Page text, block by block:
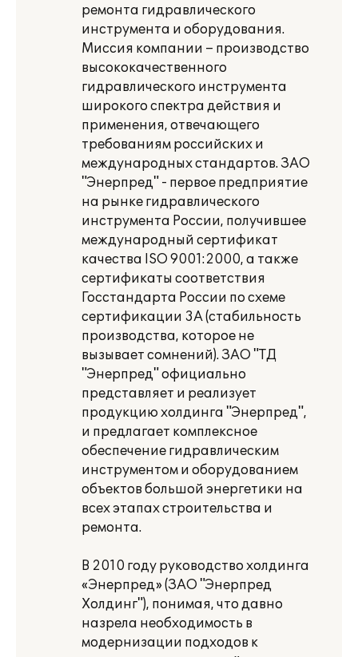
ремонта гидравлического
инструмента и оборудования.
Миссия компании – производство
высококачественного
гидравлического инструмента
широкого спектра действия и
применения, отвечающего
требованиям российских и
международных стандартов. ЗАО
"Энерпред" - первое предприятие
на рынке гидравлического
инструмента России, получившее
международный сертификат
качества ISO 9001:2000, а также
сертификаты соответствия
Госстандарта России по схеме
сертификации 3А (стабильность
производства, которое не
вызывает сомнений). ЗАО "ТД
"Энерпред" официально
представляет и реализует
продукцию холдинга "Энерпред",
и предлагает комплексное
обеспечение гидравлическим
инструментом и оборудованием
объектов большой энергетики на
всех этапах строительства и
ремонта.
В 2010 году руководство холдинга
«Энерпред» (ЗАО "Энерпред
Холдинг"), понимая, что давно
назрела необходимость в
модернизации подходов к